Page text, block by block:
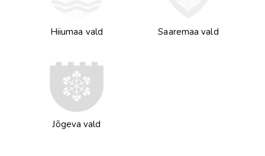
Hiiumaa vald Saaremaa vald
Jõgeva vald